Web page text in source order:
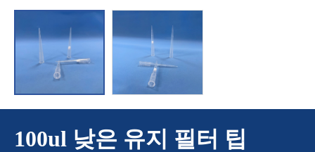
100ul 낮은 유지 필터 팁